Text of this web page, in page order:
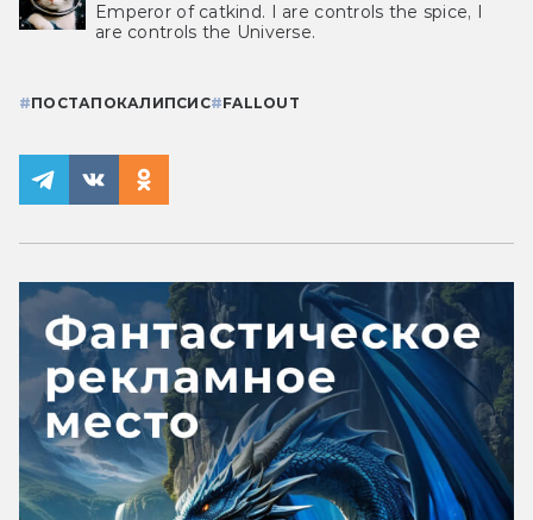
Emperor of catkind. I are controls the spice, I
are controls the Universe.
#ПОСТАПОКАЛИПСИС#FALLOUT